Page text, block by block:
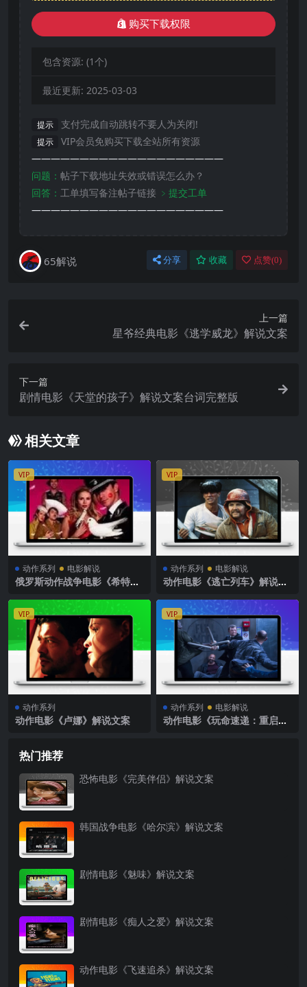
购买下载权限
包含资源: (1个)
最近更新: 2025-03-03
提示 支付完成自动跳转不要人为关闭!
提示
VIP会员免购买下载全站所有资源
————————————————————
问题： 帖子下载地址失效或错误怎么办？
回答： 工单填写备注帖子链接 ﹥提交工单
————————————————————
65解说 分享 收藏 点赞(0)
上一篇
星爷经典电影《逃学威龙》解说文案
下一篇
剧情电影《天堂的孩子》解说文案台词完整版
相关文章
VIP
动作系列 电影解说
俄罗斯动作战争电影《希特勒
VIP
动作系列 电影解说
动作电影《逃亡列车》解说文
VIP
动作系列
动作电影《卢娜》解说文案
VIP
动作系列 电影解说
动作电影《玩命速递：重启之
热门推荐
恐怖电影《完美伴侣》解说文案
韩国战争电影《哈尔滨》解说文案
剧情电影《魅味》解说文案
剧情电影《痴人之爱》解说文案
动作电影《飞速追杀》解说文案